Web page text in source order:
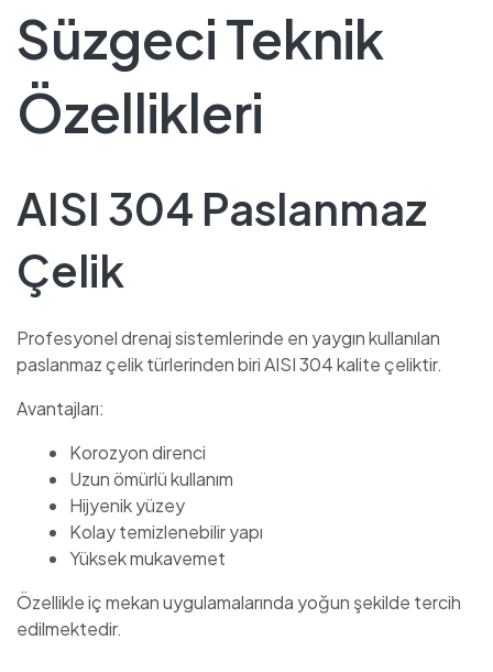
Süzgeci Teknik
Özellikleri
AISI 304 Paslanmaz
Çelik
Profesyonel drenaj sistemlerinde en yaygın kullanılan
paslanmaz çelik türlerinden biri AISI 304 kalite çeliktir.
Avantajları:
Korozyon direnci
Uzun ömürlü kullanım
Hijyenik yüzey
Kolay temizlenebilir yapı
Yüksek mukavemet
Özellikle iç mekan uygulamalarında yoğun şekilde tercih
edilmektedir.